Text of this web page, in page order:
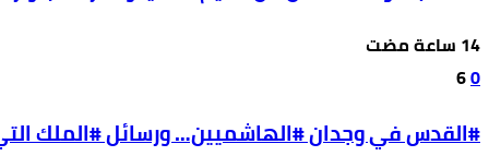
0
6
#القدس في وجدان #الهاشميين… ورسائل #الملك التي